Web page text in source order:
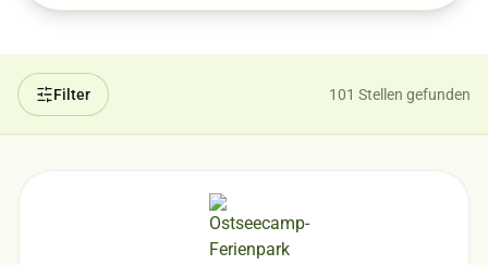
Filter 101 Stellen gefunden